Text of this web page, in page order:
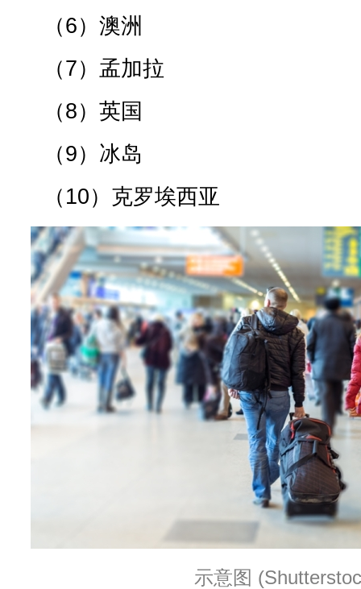
（6）澳洲
（7）孟加拉
（8）英国
（9）冰岛
（10）克罗埃西亚
示意图